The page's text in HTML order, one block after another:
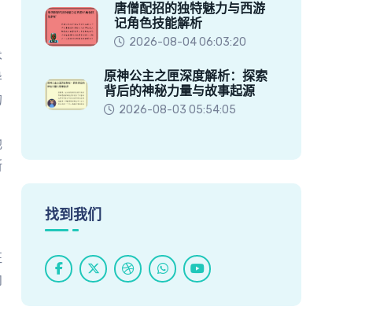
唐僧配招的独特魅力与西游
记角色技能解析
2026-08-04 06:03:20
原神公主之匣深度解析：探索
背后的神秘力量与故事起源
2026-08-03 05:54:05
找到我们